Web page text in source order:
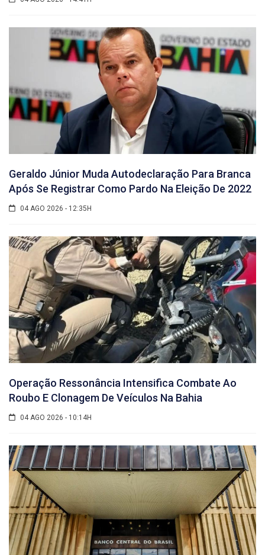
Geraldo Júnior Muda Autodeclaração Para Branca
Após Se Registrar Como Pardo Na Eleição De 2022
04 AGO 2026 - 12:35H
Operação Ressonância Intensifica Combate Ao
Roubo E Clonagem De Veículos Na Bahia
04 AGO 2026 - 10:14H